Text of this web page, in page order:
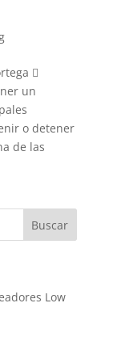

un
o detener
de las
Low